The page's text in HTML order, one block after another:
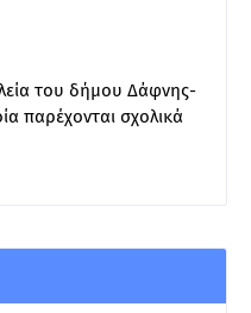
του δήμου Δάφνης-
παρέχονται σχολικά